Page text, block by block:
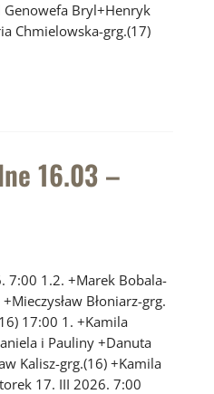
Genowefa Bryl+Henryk
Chmielowska-grg.(17)
16.03 –
7:00 1.2. +Marek Bobala-
Błoniarz-grg.
17:00 1. +Kamila
i Pauliny +Danuta
Kalisz-grg.(16) +Kamila
17. III 2026. 7:00